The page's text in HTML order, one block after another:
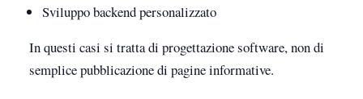
Sviluppo backend personalizzato
In questi casi si tratta di progettazione software, non di
semplice pubblicazione di pagine informative.